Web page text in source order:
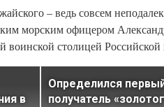
– ведь совсем
морским офицером
воинской столицей
в
Определился
получатель